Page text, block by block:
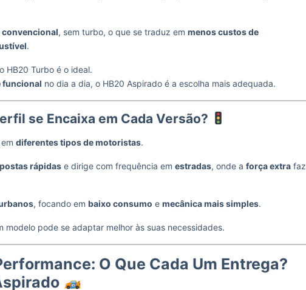
convencional, sem turbo, o que se traduz em menos custos de
.
HB20 Turbo é o ideal.
funcional no dia a dia, o HB20 Aspirado é a escolha mais adequada.
se Encaixa em Cada Versão?
diferentes tipos de motoristas.
rápidas e dirige com frequência em estradas, onde a força extra faz
, focando em baixo consumo e mecânica mais simples.
modelo pode se adaptar melhor às suas necessidades.
O Que Cada Um Entrega?